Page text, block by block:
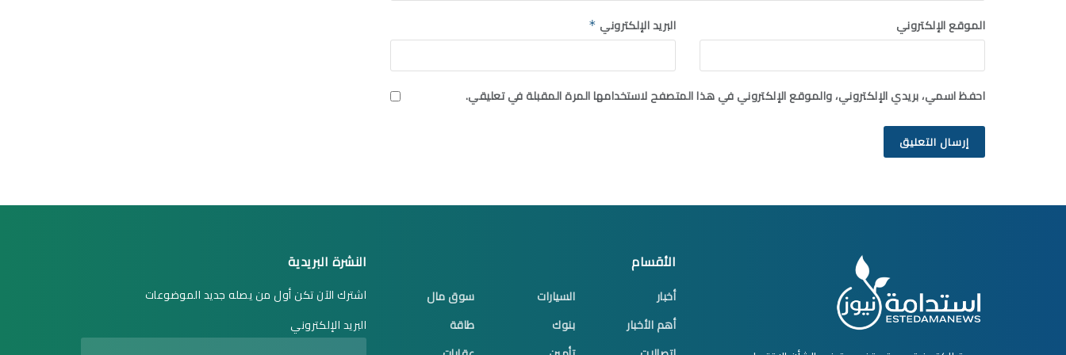
البريد الإلكتروني * الموقع الإلكتروني
احفظ اسمي، بريدي الإلكتروني، والموقع الإلكتروني في هذا المتصفح لاستخدامها المرة المقبلة في تعليقي.
الأقسام
أخبار
أهم الأخبار
السيارات
بنوك
سوق مال
طاقة
النشرة البريدية
اشترك الآن تكن أول من يصله جديد الموضوعات
البريد الإلكتروني